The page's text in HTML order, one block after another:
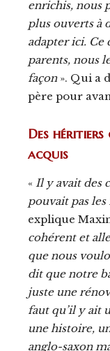
enrichis, nous
plus ouverts à
adapter ici. Ce
parents, nous
façon». Qui a
père pour
Des héritiers
acquis
« Il y avait des
pouvait pas
explique
cohérent et
que nous
dit que notre
juste une
faut qu’il y ait
une histoire,
anglo-saxon